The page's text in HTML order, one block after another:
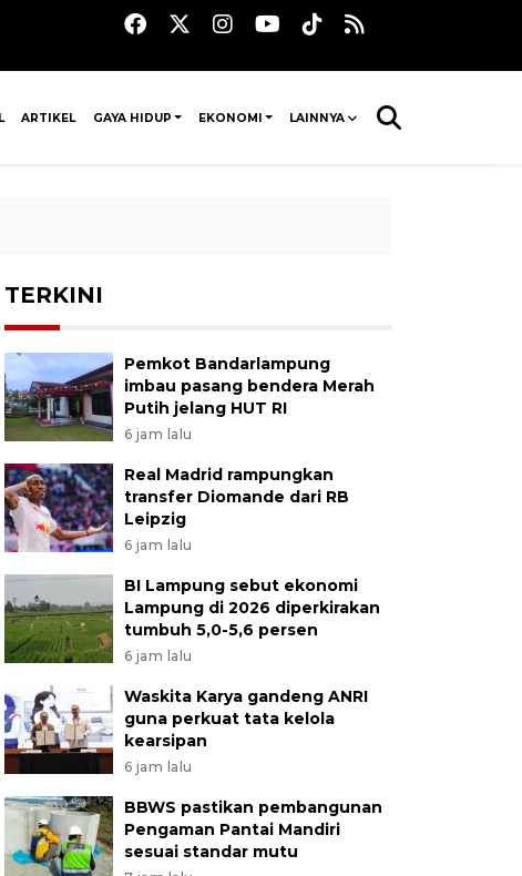
ARTIKEL GAYA HIDUP EKONOMI LAINNYA
TERKINI
Pemkot Bandarlampung
imbau pasang bendera Merah
Putih jelang HUT RI
6 jam lalu
Real Madrid rampungkan
transfer Diomande dari RB
Leipzig
6 jam lalu
BI Lampung sebut ekonomi
Lampung di 2026 diperkirakan
tumbuh 5,0-5,6 persen
6 jam lalu
Waskita Karya gandeng ANRI
guna perkuat tata kelola
kearsipan
6 jam lalu
BBWS pastikan pembangunan
Pengaman Pantai Mandiri
sesuai standar mutu